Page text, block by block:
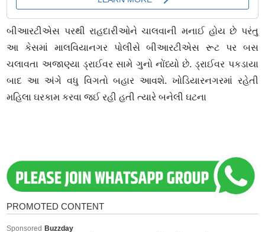
બીઆરટીએસ પરથી રાહદારીઓને ચાલવાની મનાઈ હોય છે પરંતુ
આ કેસમાં માલવિયાનગર પોલીસે બીઆરટીએસ રૂટ પર બસ
ચલાવતા અજાણ્યા ડ્રાઈવર સામે ગુનો નોંધ્યો છે. ડ્રાઈવર પકડાયા
બાદ આ અંગે વધુ વિગતો બહાર આવશે. ખોડિયારનગરમાં રહેતી
મહિલા ઘરકામ કરવા જઈ રહી હતી ત્યારે બનેલી ઘટના